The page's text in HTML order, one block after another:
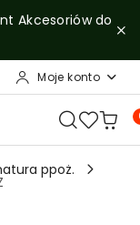
Akcesoriów do
Moje konto
ppoż.